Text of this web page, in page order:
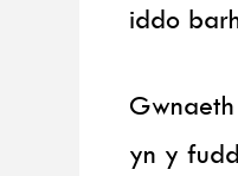
iddo
yn y